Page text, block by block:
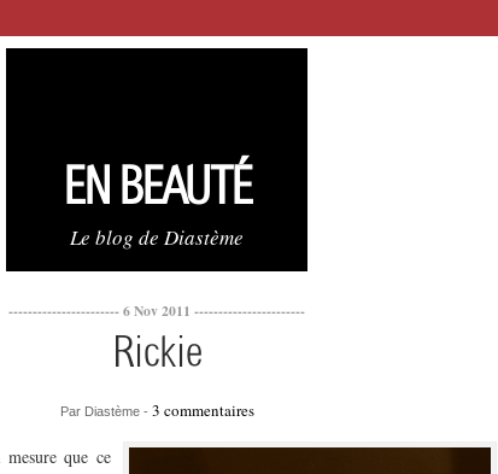
EN BEAUTÉ
Le blog de Diastème
----------------------- 6 Nov 2011 -----------------------
Rickie
Par Diastème - 3 commentaires
que ce